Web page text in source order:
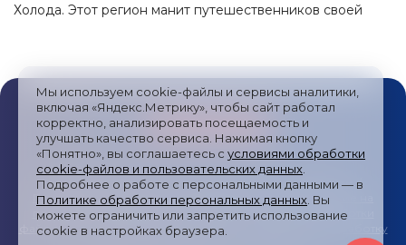
Мы используем cookie-файлы и сервисы аналитики,
включая «Яндекс.Метрику», чтобы сайт работал
корректно, анализировать посещаемость и
улучшать качество сервиса. Нажимая кнопку
«Понятно», вы соглашаетесь с условиями обработки
cookie-файлов и пользовательских данных
Подробнее о работе с персональными данными — в
Политике обработки персональных данных . Вы
можете ограничить или запретить использование
cookie в настройках браузера.
Холода. Этот регион манит путешественников своей
испытать себя в настоящей экспедиции.
Публичная оферта/Пользовательское соглашение
/
Политика обработки персональных данных /Согласие на
получение рекламных сообщений/ Политика обработки
файлов cookies и метрических систем
Согласие на обработку